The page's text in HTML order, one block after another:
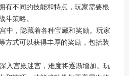
有不同的技能和特点，玩家需要根
策略。
中，隐藏着各种宝藏和奖励。玩家
方式可以获得丰厚的奖励，包括装
入宫殿迷宫，难度将逐渐增加。玩